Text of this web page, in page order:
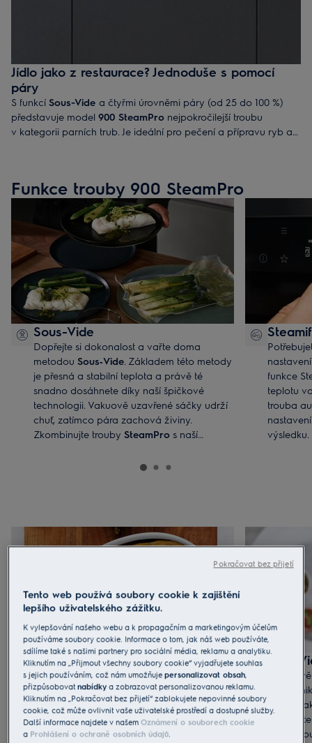
Jídlo jako z restaurace? Jednoduše s pomocí
páry
S funkcí Sous-Vide a čtyřmi úrovněmi páry (od 25 do 100 %)
představuje model 900 SteamPro nejpokročilejší troubu
v kategorii parních trub. Je ideální pro pečení a přípravu ryb a
Funkce trouby 900 SteamPro
Sous-Vide
Dopřejte si dokonalost a vařte doma
metodou Sous‑Vide. Základem této metody
je přesná a stabilní teplota a právě té
snadno dosáhnete díky naší špičkové
technologii. Vakuově uzavřené sáčky udrží
chuť, zatímco pára zachová živiny.
Zkombinujte trouby SteamPro s naší
funkce
teplotu
trouba
Kombinovaná pára
Trouba SteamPro nabízí 3 programy
kombinující páru a horký vzduch, které jsou
vhodné pro širokou škálu pokrmů. Vysoká
pára je určena pro jemné dezerty, střední
pára je ideální pro dušená jídla a nákypy,
S
nic
přenáší
mobilní
dvířek
Tento web používá soubory cookie k zajištění
lepšího uživatelského zážitku.
K vylepšování našeho webu a k propagačním a marketingovým účelům
používáme soubory cookie. Informace o tom, jak náš web používáte,
sdílíme také s našimi partnery pro sociální média, reklamu a analytiku.
Kliknutím na „Přijmout všechny soubory cookie“ vyjadřujete souhlas
s jejich používáním, což nám umožňujepersonalizovat obsah,
přizpůsobovatnabídky a zobrazovat personalizovanou reklamu.
Kliknutím na „Pokračovat bez přijetí“ zablokujete nepovinné soubory
cookie, což může ovlivnit vaše uživatelské prostředí a dostupné služby.
Další informace najdete v našemOznámení o souborech cookie
a Prohlášení o ochraně osobních údajů.
Pokračovat bez přijetí